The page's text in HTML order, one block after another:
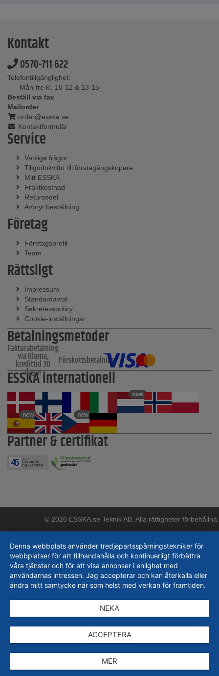
Kontakt
0570-711 622
Telefontillgänglighet:
Mån-fre kl. 10-12 & 13-15
Beställ via fax
Mailorder
order@esska.se
Kontaktformulär
Service
Vanliga frågor
Tillgodokvitto till förstagångsköpare
Mitt ESSKA
Fraktkostnad
Retursedel
Avbryt beställning
Företag
Företagsprofil
Team
Rättsligt
Impressum
Standardavtal
Sekretesspolicy
Cookie-inställningar
Betalningsmetoder
Fakturabetalning
via Klarna,
kredittid 30
dagar
Förskottsbetalning
ESSKA internationell
new
new new
Partner & certifikat
© 2026 ESSKA.se Teknik AB. Alla rättigheter förbehållna.
Denna webbplats använder tredjepartsspårningstekniker för
webbplatser för att tillhandahålla och kontinuerligt förbättra
våra tjänster och för att visa annonser i enlighet med
användarnas intressen. Jag accepterar och kan återkalla eller
ändra mitt samtycke när som helst med verkan för framtiden.
NEKA
ACCEPTERA
MER